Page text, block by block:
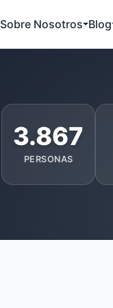
Sobre Nosotros Blog
3.867
PERSONAS